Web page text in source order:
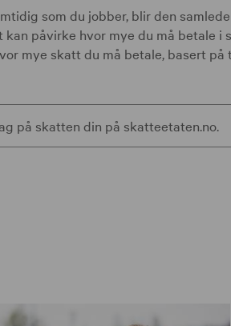
som du jobber, blir den
påvirke hvor mye du må betale i
mye skatt du må betale, basert på
på skatten din på skatteetaten.no.